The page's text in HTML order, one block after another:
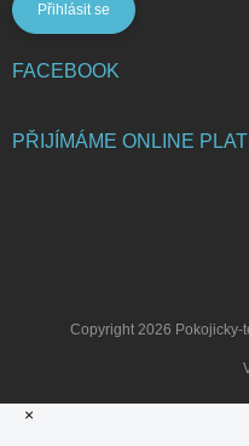
Přihlásit se
FACEBOOK
PŘIJÍMÁME ONLINE
Copyright 2026 Pokojicky-
×